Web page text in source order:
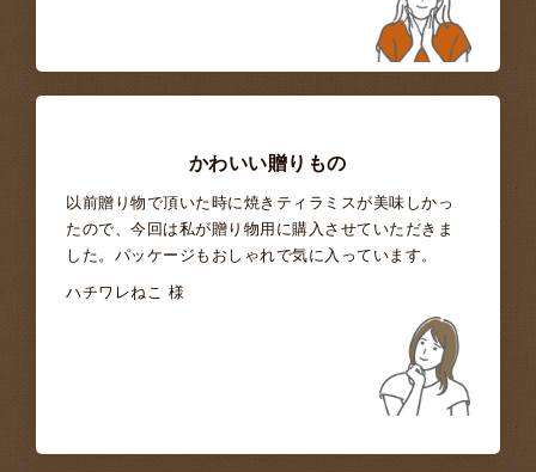
かわいい贈りもの
以前贈り物で頂いた時に焼きティラミスが美味しかっ
たので、今回は私が贈り物用に購入させていただきま
した。パッケージもおしゃれで気に入っています。
ハチワレねこ 様